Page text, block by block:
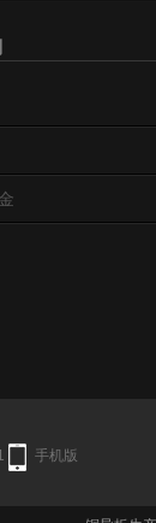
手机版